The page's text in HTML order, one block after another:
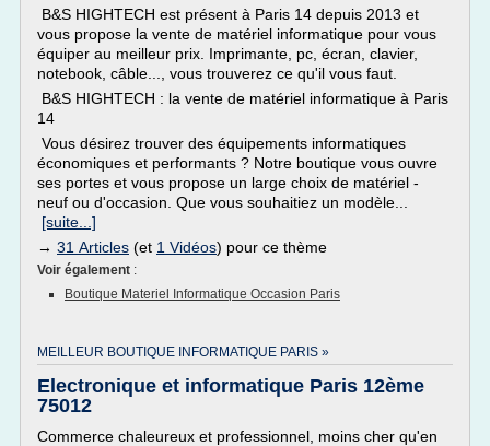
B&S HIGHTECH est présent à Paris 14 depuis 2013 et
vous propose la vente de matériel informatique pour vous
équiper au meilleur prix. Imprimante, pc, écran, clavier,
notebook, câble..., vous trouverez ce qu'il vous faut.
B&S HIGHTECH : la vente de matériel informatique à Paris
14
Vous désirez trouver des équipements informatiques
économiques et performants ? Notre boutique vous ouvre
ses portes et vous propose un large choix de matériel -
neuf ou d'occasion. Que vous souhaitiez un modèle...
[suite...]
→ 31 Articles (et 1 Vidéos) pour ce thème
Voir également :
Boutique Materiel Informatique Occasion Paris
MEILLEUR BOUTIQUE INFORMATIQUE PARIS »
Electronique et informatique Paris 12ème
75012
Commerce chaleureux et professionnel, moins cher qu'en